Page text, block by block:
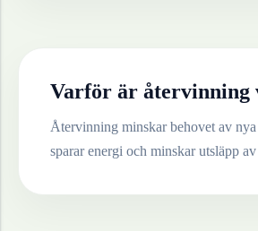
Varför är återvinning
Återvinning minskar behovet av nya
sparar energi och minskar utsläpp